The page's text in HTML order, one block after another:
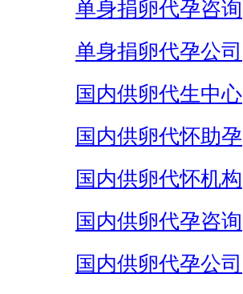
单身捐卵代孕咨询
单身捐卵代孕公司
国内供卵代生中心
国内供卵代怀助孕
国内供卵代怀机构
国内供卵代孕咨询
国内供卵代孕公司